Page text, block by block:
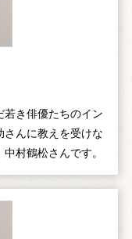
き俳優たちのイン
さんに教えを受けな
村鶴松さんです。